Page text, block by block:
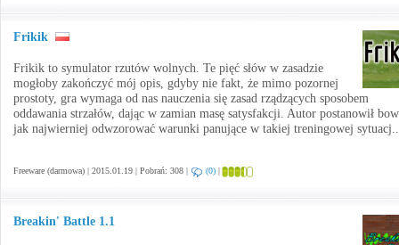
Frikik
Frikik to symulator rzutów wolnych. Te pięć słów w zasadzie
mogłoby zakończyć mój opis, gdyby nie fakt, że mimo pozornej
prostoty, gra wymaga od nas nauczenia się zasad rządzących sposobem
oddawania strzałów, dając w zamian masę satysfakcji. Autor postanowił
jak najwierniej odwzorować warunki panujące w takiej treningowej
Freeware (darmowa) | 2015.01.19 | Pobrań: 308 | (0) |
Breakin' Battle 1.1